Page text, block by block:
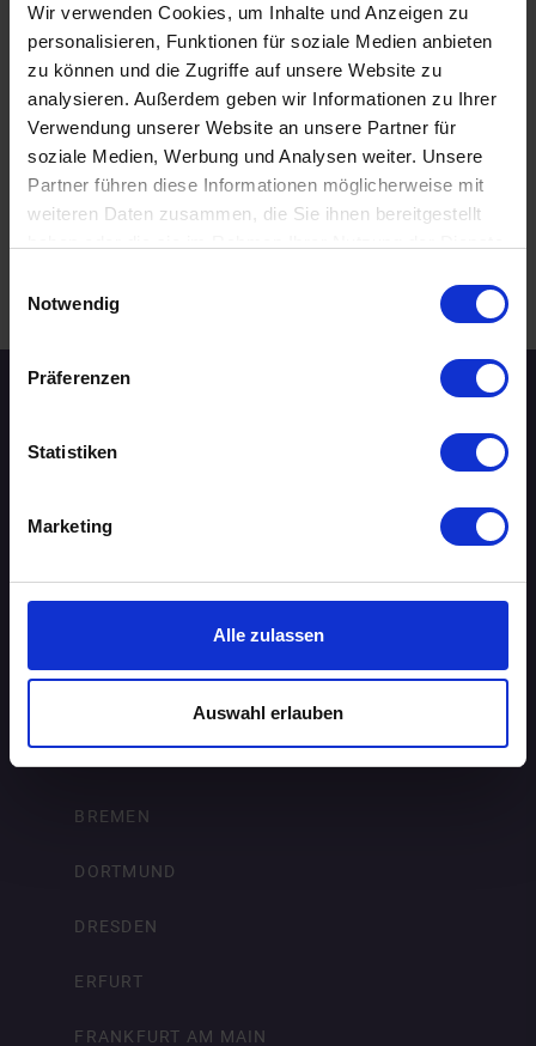
Wir verwenden Cookies, um Inhalte und Anzeigen zu
personalisieren, Funktionen für soziale Medien anbieten
zu können und die Zugriffe auf unsere Website zu
analysieren. Außerdem geben wir Informationen zu Ihrer
Verwendung unserer Website an unsere Partner für
soziale Medien, Werbung und Analysen weiter. Unsere
Partner führen diese Informationen möglicherweise mit
weiteren Daten zusammen, die Sie ihnen bereitgestellt
Notwendig
Präferenzen
Statistiken
Marketing
Alle zulassen
Auswahl erlauben
SPORTENTHUSIASTEN
02.09.2026 19:00
30 - 39 Jahre
Dresden
online
WEITERE EVENTS IN DRESDEN .
AACHEN
BREMEN
DORTMUND
DRESDEN
ERFURT
FRANKFURT AM MAIN